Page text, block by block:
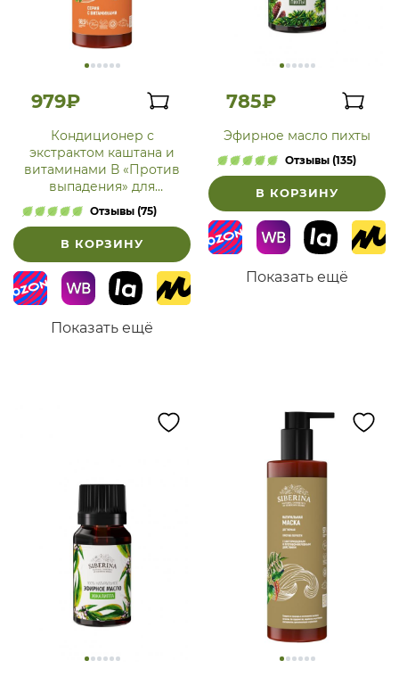
979₽
Кондиционер с
экстрактом каштана и
витаминами В «Против
выпадения» для
жирных и нормальных
волос
Отзывы (75)
В КОРЗИНУ
Показать ещё
785₽
Эфирное масло пихты
Отзывы (135)
В КОРЗИНУ
Показать ещё